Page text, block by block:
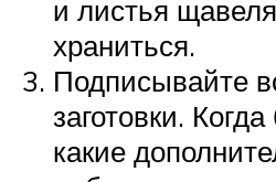
и листья
храниться.
Подписывайте
заготовки.
какие